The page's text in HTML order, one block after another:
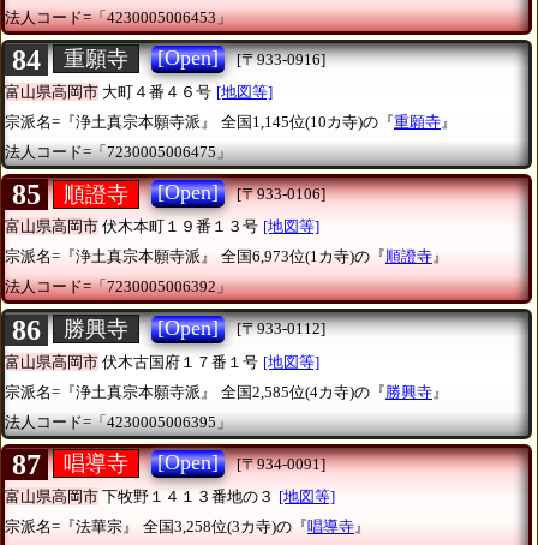
法人コード=「4230005006453」
84 重願寺 [Open]
[〒933-0916]
富山県高岡市 大町４番４６号 [地図等]
宗派名=『浄土真宗本願寺派』
全国1,145位(10カ寺)の『重願寺 』
法人コード=「7230005006475」
85 順證寺 [Open]
[〒933-0106]
富山県高岡市 伏木本町１９番１３号 [地図等]
宗派名=『浄土真宗本願寺派』
全国6,973位(1カ寺)の『順證寺』
法人コード=「7230005006392」
86 勝興寺 [Open]
[〒933-0112]
富山県高岡市 伏木古国府１７番１号 [地図等]
宗派名=『浄土真宗本願寺派』
全国2,585位(4カ寺)の『勝興寺 』
法人コード=「4230005006395」
87 唱導寺 [Open]
[〒934-0091]
富山県高岡市 下牧野１４１３番地の３ [地図等]
宗派名=『法華宗』
全国3,258位(3カ寺)の『唱導寺 』